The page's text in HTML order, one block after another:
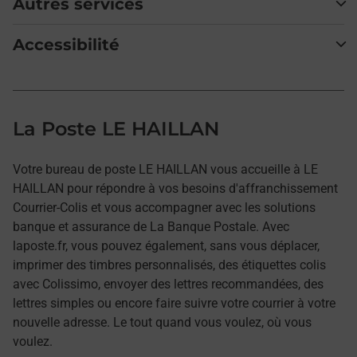
Autres services
Accessibilité
La Poste LE HAILLAN
Votre bureau de poste LE HAILLAN vous accueille à LE
HAILLAN pour répondre à vos besoins d'affranchissement
Courrier-Colis et vous accompagner avec les solutions
banque et assurance de La Banque Postale. Avec
laposte.fr, vous pouvez également, sans vous déplacer,
imprimer des timbres personnalisés, des étiquettes colis
avec Colissimo, envoyer des lettres recommandées, des
lettres simples ou encore faire suivre votre courrier à votre
nouvelle adresse. Le tout quand vous voulez, où vous
voulez.